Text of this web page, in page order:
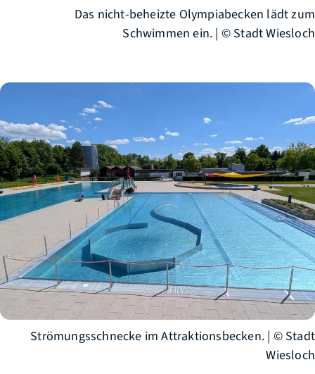
Das nicht-beheizte Olympiabecken lädt zum
Schwimmen ein. | © Stadt Wiesloch
Strömungsschnecke im Attraktionsbecken. | © Stadt
Wiesloch